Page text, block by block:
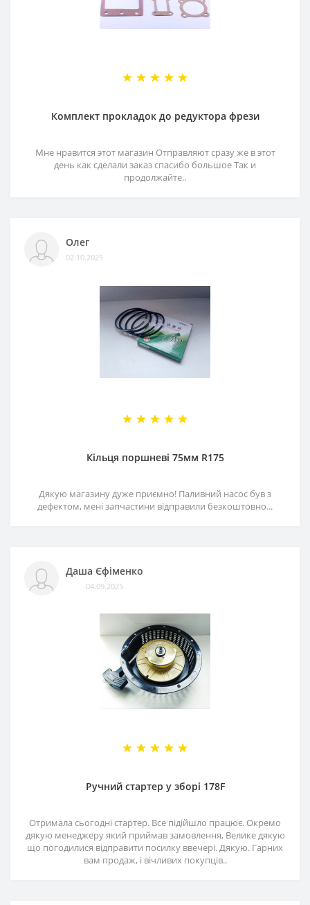
Комплект прокладок до редуктора фрези
Мне нравится этот магазин Отправляют сразу же в этот
день как сделали заказ спасибо большое Так и
продолжайте..
Олег
02.10.2025
Кільця поршневі 75мм R175
Дякую магазину дуже приємно! Паливний насос був з
дефектом, мені запчастини відправили безкоштовно...
Даша Єфіменко
04.09.2025
Ручний стартер у зборі 178F
Отримала сьогодні стартер. Все підійшло працює. Окремо
дякую менеджеру який приймав замовлення, Велике дякую
що погодилися відправити посилку ввечері. Дякую. Гарних
вам продаж, і вічливих покупців..